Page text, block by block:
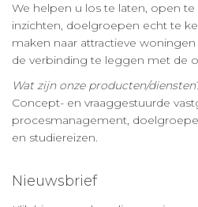
We helpen u los te laten, open te
inzichten, doelgroepen echt te
maken naar attractieve
de verbinding te leggen met de
Wat zijn onze producten/
Concept- en vraaggestuurde
procesmanagement,
en studiereizen.
Nieuwsbrief